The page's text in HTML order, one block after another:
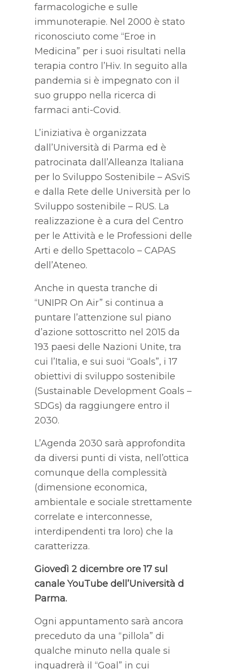
farmacologiche e sulle
immunoterapie. Nel 2000 è stato
riconosciuto come “Eroe in
Medicina” per i suoi risultati nella
terapia contro l’Hiv. In seguito alla
pandemia si è impegnato con il
suo gruppo nella ricerca di
farmaci anti-Covid.
L’iniziativa è organizzata
dall’Università di Parma ed è
patrocinata dall’Alleanza Italiana
per lo Sviluppo Sostenibile – ASviS
e dalla Rete delle Università per lo
Sviluppo sostenibile – RUS. La
realizzazione è a cura del Centro
per le Attività e le Professioni delle
Arti e dello Spettacolo – CAPAS
dell’Ateneo.
Anche in questa tranche di
“UNIPR On Air” si continua a
puntare l’attenzione sul piano
d’azione sottoscritto nel 2015 da
193 paesi delle Nazioni Unite, tra
cui l’Italia, e sui suoi “Goals”, i 17
obiettivi di sviluppo sostenibile
(Sustainable Development Goals –
SDGs) da raggiungere entro il
2030.
L’Agenda 2030 sarà approfondita
da diversi punti di vista, nell’ottica
comunque della complessità
(dimensione economica,
ambientale e sociale strettamente
correlate e interconnesse,
interdipendenti tra loro) che la
caratterizza.
Giovedì 2 dicembre ore 17 sul
canale YouTube dell’Università d
Parma.
Ogni appuntamento sarà ancora
preceduto da una “pillola” di
qualche minuto nella quale si
inquadrerà il “Goal” in cui